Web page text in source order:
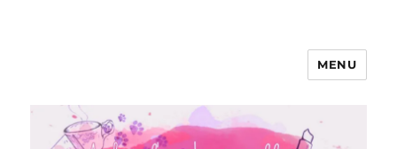
Apologie d'une Shopping-addicte
MENU